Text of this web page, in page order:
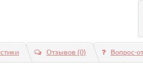
Отзывов (0) Вопрос-